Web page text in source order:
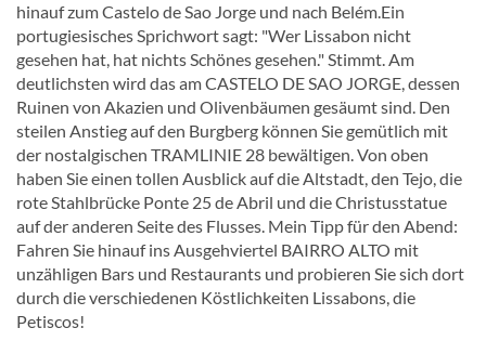
hinauf zum Castelo de Sao Jorge und nach Belém.Ein
portugiesisches Sprichwort sagt: "Wer Lissabon nicht
gesehen hat, hat nichts Schönes gesehen." Stimmt. Am
deutlichsten wird das am CASTELO DE SAO JORGE, dessen
Ruinen von Akazien und Olivenbäumen gesäumt sind. Den
steilen Anstieg auf den Burgberg können Sie gemütlich mit
der nostalgischen TRAMLINIE 28 bewältigen. Von oben
haben Sie einen tollen Ausblick auf die Altstadt, den Tejo, die
rote Stahlbrücke Ponte 25 de Abril und die Christusstatue
auf der anderen Seite des Flusses. Mein Tipp für den Abend:
Fahren Sie hinauf ins Ausgehviertel BAIRRO ALTO mit
unzähligen Bars und Restaurants und probieren Sie sich dort
durch die verschiedenen Köstlichkeiten Lissabons, die
Petiscos!